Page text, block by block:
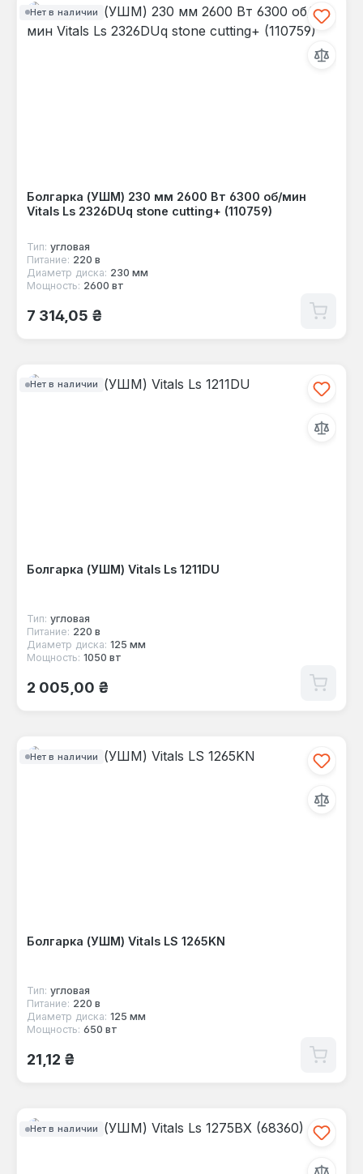
Нет в наличии
Болгарка (УШМ) 230 мм 2600 Вт 6300 об/мин
Vitals Ls 2326DUq stone cutting+ (110759)
Тип: угловая
Питание: 220 в
Диаметр диска: 230 мм
Мощность: 2600 вт
Обычная цена:
7 314,05 ₴
Нет в наличии
Болгарка (УШМ) Vitals Ls 1211DU
Тип: угловая
Питание: 220 в
Диаметр диска: 125 мм
Мощность: 1050 вт
Обычная цена:
2 005,00 ₴
Нет в наличии
Болгарка (УШМ) Vitals LS 1265KN
Тип: угловая
Питание: 220 в
Диаметр диска: 125 мм
Мощность: 650 вт
Обычная цена:
21,12 ₴
Нет в наличии